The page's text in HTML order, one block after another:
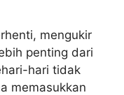
mengukir
penting dari
hari tidak
memasukkan